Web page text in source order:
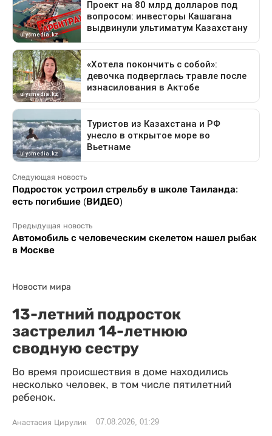
Следующая новость
Подросток устроил стрельбу в школе Таиланда:
есть погибшие (ВИДЕО)
Предыдущая новость
Автомобиль с человеческим скелетом нашел рыбак
в Москве
Новости мира
13-летний подросток
застрелил 14-летнюю
сводную сестру
Во время происшествия в доме находились
несколько человек, в том числе пятилетний
ребенок.
Анастасия Цирулик 07.08.2026, 01:29